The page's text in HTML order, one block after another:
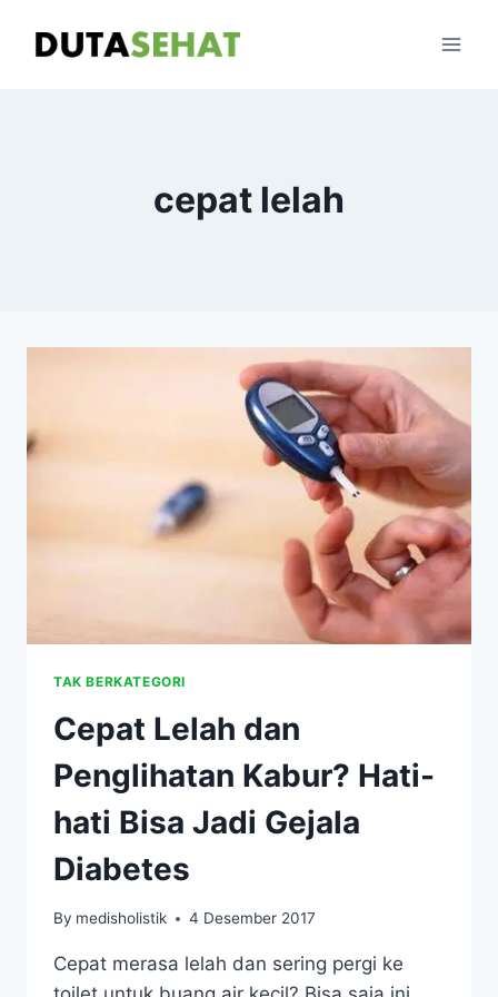
cepat lelah
TAK BERKATEGORI
Cepat Lelah dan
Penglihatan Kabur? Hati-
hati Bisa Jadi Gejala
Diabetes
By medisholistik 4 Desember 2017
Cepat merasa lelah dan sering pergi ke